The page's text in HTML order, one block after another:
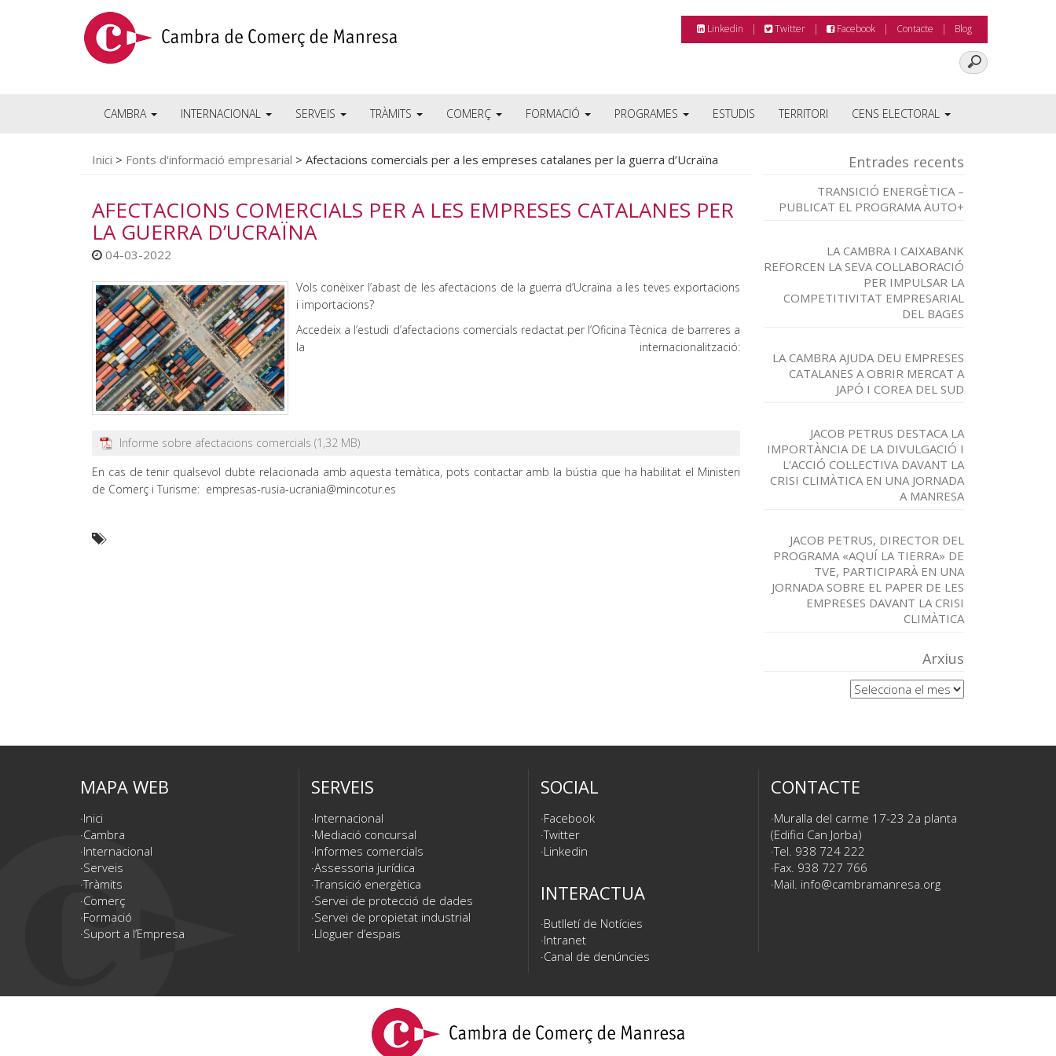
Linkedin Twitter Facebook Contacte Blog
CAMBRA INTERNACIONAL SERVEIS TRÀMITS COMERÇ FORMACIÓ PROGRAMES ESTUDIS TERRITORI CENS ELECTORAL
Inici > Fonts d'informació empresarial > Afectacions comercials per a les empreses catalanes per la guerra d’Ucraïna
AFECTACIONS COMERCIALS PER A LES EMPRESES CATALANES PER
LA GUERRA D’UCRAÏNA
04-03-2022
Vols conèixer l’abast de les afectacions de la guerra d’Ucraïna a les teves exportacions
i importacions?
Accedeix a l’estudi d’afectacions comercials redactat per l’Oficina Tècnica de barreres a
la internacionalització:
Informe sobre afectacions comercials
En cas de tenir qualsevol dubte relacionada amb aquesta temàtica, pots contactar amb la bústia que ha habilitat el Ministeri
de Comerç i Turisme: empresas-rusia-ucrania@mincotur.es
Entrades recents
TRANSICIÓ ENERGÈTICA –
PUBLICAT EL PROGRAMA AUTO+
LA CAMBRA I CAIXABANK
REFORCEN LA SEVA COL·LABORACIÓ
PER IMPULSAR LA
COMPETITIVITAT EMPRESARIAL
DEL BAGES
LA CAMBRA AJUDA DEU EMPRESES
CATALANES A OBRIR MERCAT A
JAPÓ I COREA DEL SUD
JACOB PETRUS DESTACA LA
IMPORTÀNCIA DE LA DIVULGACIÓ I
L’ACCIÓ COL·LECTIVA DAVANT LA
CRISI CLIMÀTICA EN UNA JORNADA
A MANRESA
JACOB PETRUS, DIRECTOR DEL
PROGRAMA «AQUÍ LA TIERRA» DE
TVE, PARTICIPARÀ EN UNA
JORNADA SOBRE EL PAPER DE LES
EMPRESES DAVANT LA CRISI
CLIMÀTICA
Arxius
Arxius
MAPA WEB
Inici
Cambra
Internacional
Serveis
Tràmits
Comerç
Formació
Suport a l’Empresa
SERVEIS
Internacional
Mediació concursal
Informes comercials
Assessoria jurídica
Transició energètica
Servei de protecció de dades
Servei de propietat industrial
Lloguer d’espais
SOCIAL
Facebook
Twitter
Linkedin
INTERACTUA
Butlletí de Notícies
Intranet
Canal de denúncies
CONTACTE
Muralla del carme 17-23 2a planta
(Edifici Can Jorba)
Tel. 938 724 222
Fax. 938 727 766
Mail. info@cambramanresa.org